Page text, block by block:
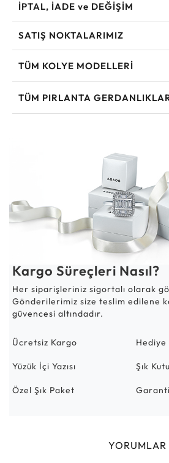
İPTAL, İADE ve DEĞİŞİM
SATIŞ NOKTALARIMIZ
TÜM KOLYE MODELLERI
TÜM PIRLANTA
Kargo Süreçleri Nasıl?
Her siparişleriniz sigortalı olarak
Gönderilerimiz size teslim edilene
güvencesi altındadır.
Ücretsiz Kargo Hediye
Yüzük İçi Yazısı Şık Kutu
Özel Şık Paket
YORUMLAR